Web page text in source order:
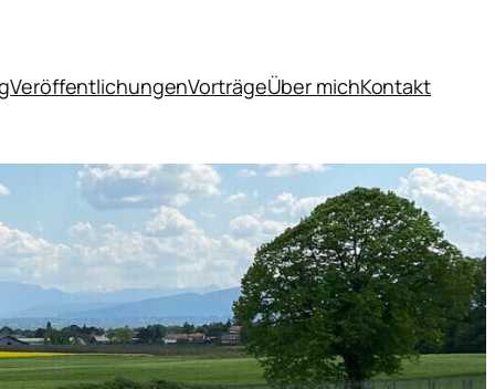
VeröffentlichungenVorträgeÜber michKontakt